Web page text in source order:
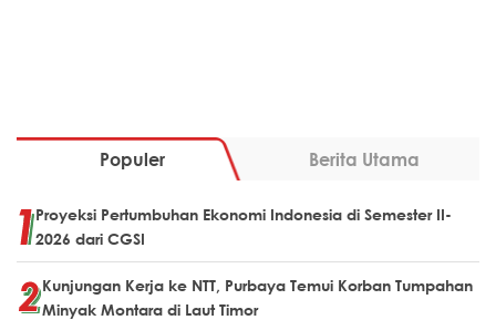
Populer Berita Utama
Proyeksi Pertumbuhan Ekonomi Indonesia di Semester II-
2026 dari CGSI
Kunjungan Kerja ke NTT, Purbaya Temui Korban Tumpahan
Minyak Montara di Laut Timor